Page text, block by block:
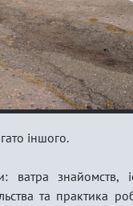
іншого.
знайомств,
та практика